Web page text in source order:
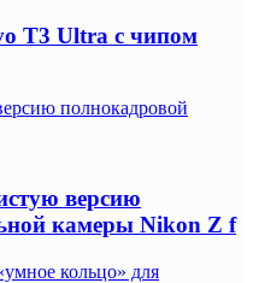
T3 Ultra с чипом
полнокадровой
версию
камеры Nikon Z f
кольцо» для